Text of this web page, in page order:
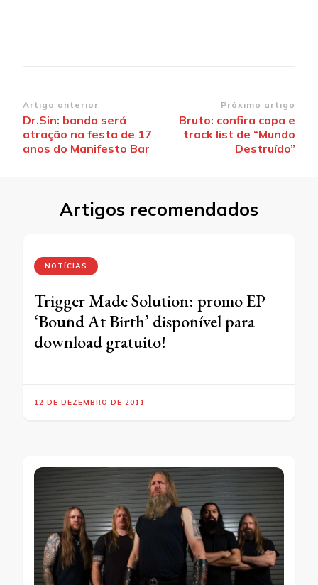
Navegação
de
post
Artigo anterior
Dr.Sin: banda será
atração na festa de 17
anos do Manifesto Bar
Próximo artigo
Bruto: confira capa e
track list de “Mundo
Destruído”
Artigos recomendados
NOTÍCIAS
Trigger Made Solution: promo EP
‘Bound At Birth’ disponível para
download gratuito!
12 DE DEZEMBRO DE 2011